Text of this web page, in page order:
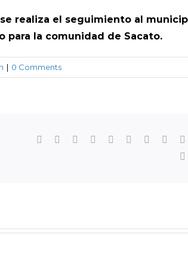
realiza el seguimiento al
para la comunidad de Sacato.
| 0 Comments
Facebook
TwitterLinkedIn
Reddit WhatsApp
TumblrPinterest